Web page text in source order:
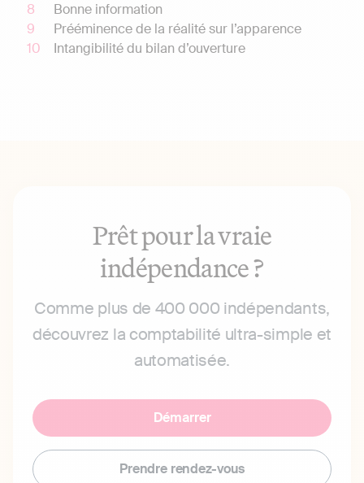
Bonne information
Prééminence de la réalité sur l’apparence
Intangibilité du bilan d’ouverture
Prêt pour la vraie
indépendance ?
Comme plus de 400 000 indépendants,
découvrez la comptabilité ultra-simple et
automatisée.
Démarrer
Prendre rendez-vous